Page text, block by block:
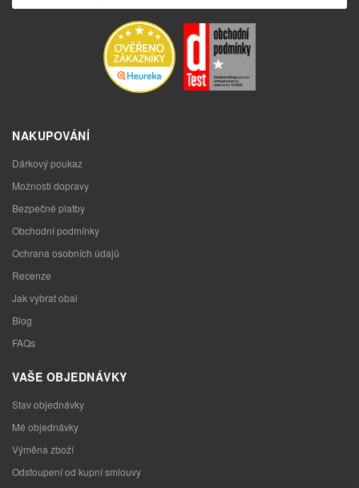
NAKUPOVÁNÍ
Dárkový poukaz
Možnosti dopravy
Bezpečné platby
Obchodní podmínky
Ochrana osobních údajů
Recenze
Jak vybrat obal
Blog
FAQs
VAŠE OBJEDNÁVKY
Stav objednávky
Mé objednávky
Výměna zboží
Odstoupení od kupní smlouvy